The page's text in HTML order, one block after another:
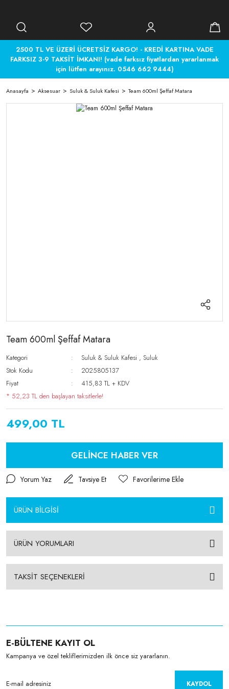
2500 TL VE ÜZERİ ÜCRETSİZ KARGO! - KREDİ KARTINA VADE
FARKSIZ 3-9 TAKSİT İMKANI! (vade farksız fiyatlardan yararlanmak
için lütfen arayınız. 0546 662 9444)
Anasayfa Aksesuar Suluk & Suluk Kafesi Team 600ml Şeffaf Matara
Team 600ml Şeffaf Matara
Kategori Suluk & Suluk Kafesi ,Suluk
Stok Kodu
2025805137
Fiyat
415,83 TL + KDV
* 52,23 TL den başlayan taksitlerle!
499,00 TL
GELİNCE HABER VER
Yorum Yaz Tavsiye Et
ÜRÜN BİLGİSİ
ÜRÜN YORUMLARI
TAKSİT SEÇENEKLERİ
E-BÜLTENE KAYIT OL
Kampanya ve özel tekliflerimizden ilk önce siz yararlanın.
KAYDOL